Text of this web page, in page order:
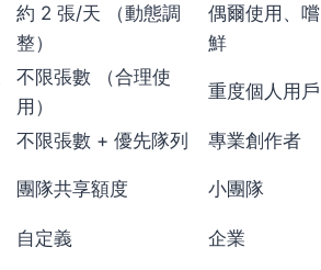
約 2 張/天 （動態調
整）
偶爾使用、嚐
鮮
不限張數 （合理使
用）
重度個人用戶
不限張數 + 優先隊列 專業創作者
團隊共享額度 小團隊
自定義 企業